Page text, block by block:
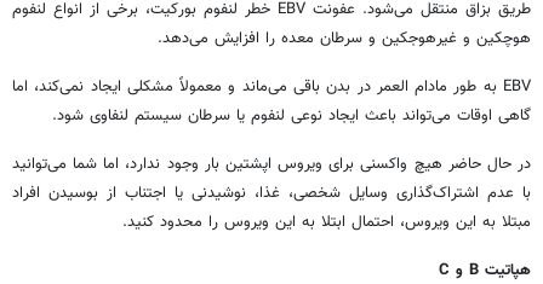
طریق بزاق منتقل می‌شود. عفونت EBV خطر لنفوم بورکیت، برخی از انواع لنفوم
هوچکین و غیرهوجکین و سرطان معده را افزایش می‌دهد.
EBV به طور مادام العمر در بدن باقی می‌ماند و معمولاً مشکلی ایجاد نمی‌کند، اما
گاهی اوقات می‌تواند باعث ایجاد نوعی لنفوم یا سرطان سیستم لنفاوی شود.
در حال حاضر هیچ واکسنی برای ویروس اپشتین بار وجود ندارد، اما شما می‌توانید
با عدم اشتراک‌گذاری وسایل شخصی، غذا، نوشیدنی یا اجتناب از بوسیدن افراد
مبتلا به این ویروس، احتمال ابتلا به این ویروس را محدود کنید.
هپاتیت B و C